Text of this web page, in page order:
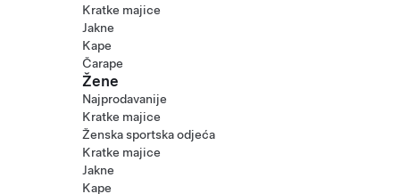
Kratke majice
Jakne
Kape
Čarape
Žene
Najprodavanije
Kratke majice
Ženska sportska odjeća
Kratke majice
Jakne
Kape